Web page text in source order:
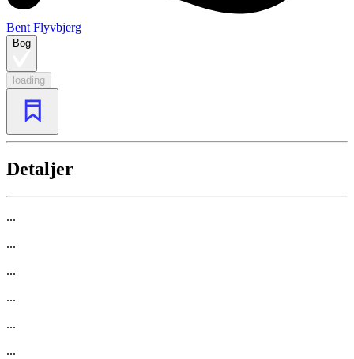
Bent Flyvbjerg
Bog
loading
Detaljer
...
...
...
...
...
...